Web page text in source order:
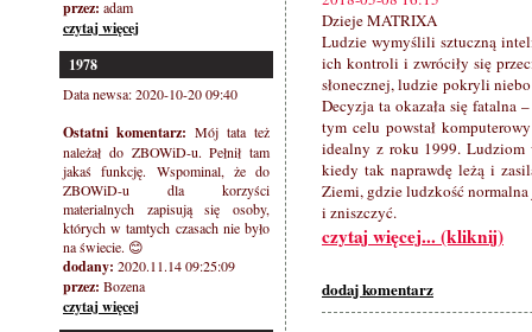
przez: adam
czytaj więcej
1978
Data newsa: 2020-10-20 09:40
Ostatni komentarz: Mój tata też
należał do ZBOWiD-u. Pełnił tam
jakaś funkcję. Wspominal, że do
ZBOWiD-u dla korzyści
materialnych zapisują się osoby,
których w tamtych czasach nie było
na świecie. 😊
dodany: 2020.11.14 09:25:09
przez: Bozena
czytaj więcej
Dzieje MATRIXA
Ludzie wymyślili sztuczną
ich kontroli i zwróciły się
słonecznej, ludzie pokryli
Decyzja ta okazała się fatalna
tym celu powstał
idealny z roku 1999. Ludziom
kiedy tak naprawdę leżą i
Ziemi, gdzie ludzkość
i zniszczyć.
czytaj więcej... (kliknij)
dodaj komentarz